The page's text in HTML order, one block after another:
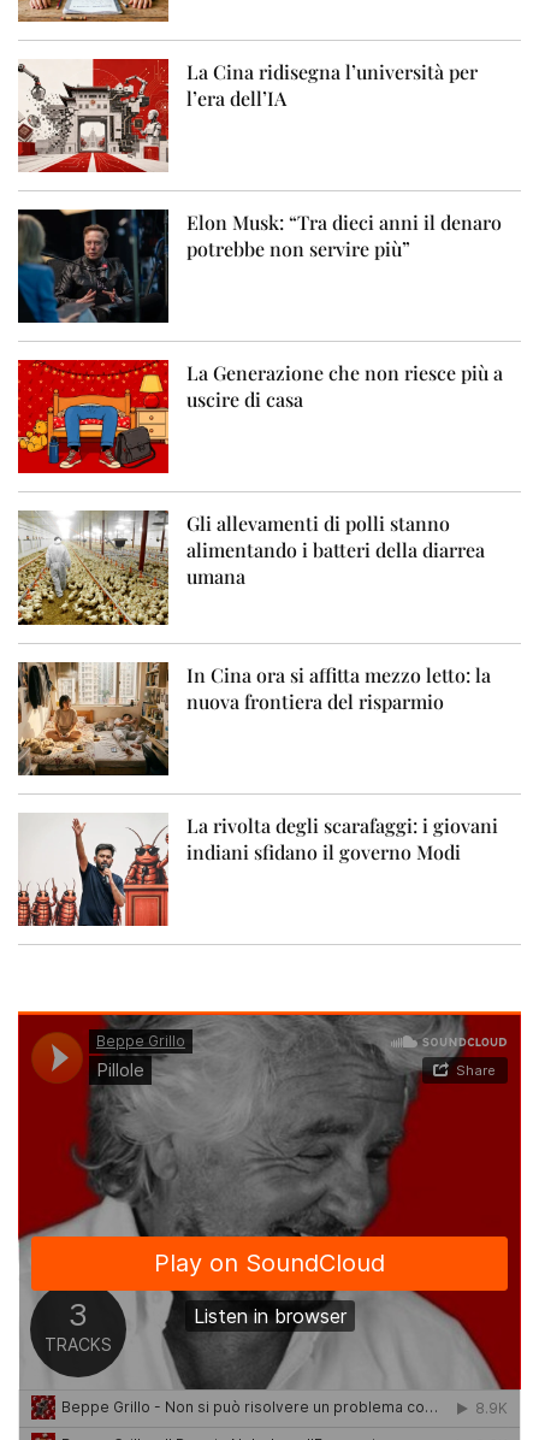
La Cina ridisegna l’università per
l’era dell’IA
Elon Musk: “Tra dieci anni il denaro
potrebbe non servire più”
La Generazione che non riesce più a
uscire di casa
Gli allevamenti di polli stanno
alimentando i batteri della diarrea
umana
In Cina ora si affitta mezzo letto: la
nuova frontiera del risparmio
La rivolta degli scarafaggi: i giovani
indiani sfidano il governo Modi